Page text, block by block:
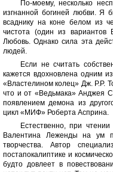
По-моему, несколько
изгнанной богиней любви. Я
всаднику на коне белом из
чистота (один из вариантов
Любовь. Однако сила эта
людей.
Если не считать
кажется вдохновлена одним
«Властелином колец» Дж. Р.Р.
что и от «Ведьмака» Анджея
появлением демона из
цикл «МИФ» Роберта Асприна.
Естественно, при
Валентина Леженды на ум
творчества. Автор
постапокалиптике и
будто довлеет в